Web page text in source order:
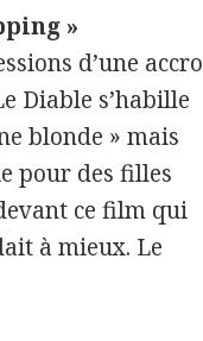
»
d’une accro
Diable s’habille
blonde » mais
pour des filles
ce film qui
à mieux. Le